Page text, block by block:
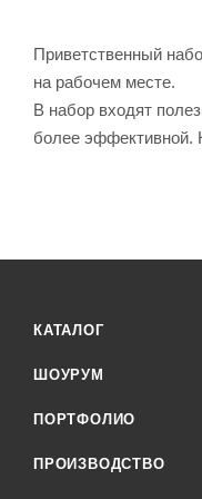
Приветственный
на рабочем месте.
В набор входят
более эффективной.
КАТАЛОГ
ШОУРУМ
ПОРТФОЛИО
ПРОИЗВОДСТВО